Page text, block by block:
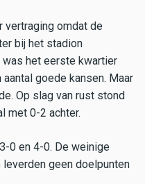
vertraging omdat de
bij het stadion
het eerste kwartier
goede kansen. Maar
Op slag van rust stond
met 0-2 achter.
0 en 4-0. De weinige
geen doelpunten